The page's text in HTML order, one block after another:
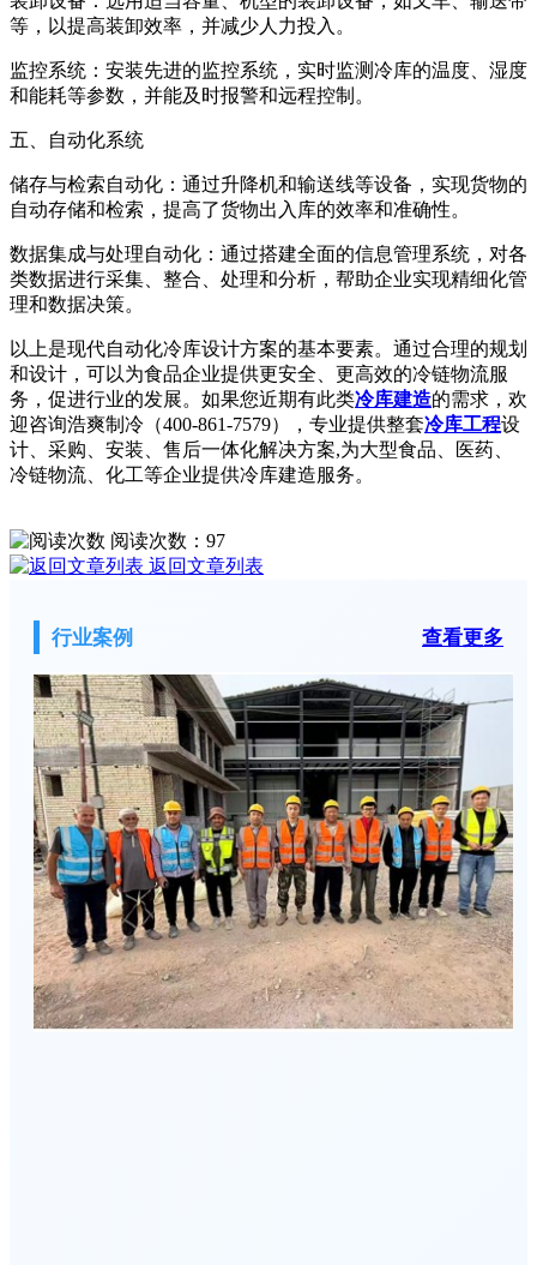
等，以提高装卸效率，并减少人力投入。
监控系统：安装先进的监控系统，实时监测冷库的温度、湿度
和能耗等参数，并能及时报警和远程控制。
五、自动化系统
储存与检索自动化：通过升降机和输送线等设备，实现货物的
自动存储和检索，提高了货物出入库的效率和准确性。
数据集成与处理自动化：通过搭建全面的信息管理系统，对各
类数据进行采集、整合、处理和分析，帮助企业实现精细化管
理和数据决策。
以上是现代自动化冷库设计方案的基本要素。通过合理的规划
和设计，可以为食品企业提供更安全、更高效的冷链物流服
务，促进行业的发展。如果您近期有此类冷库建造的需求，欢
迎咨询浩爽制冷（400-861-7579），专业提供整套冷库工程设
计、采购、安装、售后一体化解决方案,为大型食品、医药、
冷链物流、化工等企业提供冷库建造服务。
阅读次数： 97
返回文章列表
行业案例 查看更多